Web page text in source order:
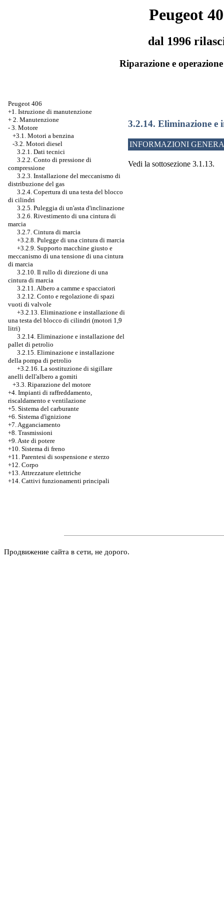
Peugeot
dal 1996
Riparazione e
Peugeot 406
+1. Istruzione di manutenzione
+ 2. Manutenzione
- 3. Motore
+3.1. Motori a benzina
-3.2. Motori diesel
3.2.1. Dati tecnici
3.2.2. Conto di pressione di
compressione
3.2.3. Installazione del meccanismo di
distribuzione del gas
3.2.4. Copertura di una testa del blocco
di cilindri
3.2.5. Puleggia di un'asta d'inclinazione
3.2.6. Rivestimento di una cintura di
marcia
3.2.7. Cintura di marcia
+3.2.8. Pulegge di una cintura di marcia
+3.2.9. Supporto macchine giusto e
meccanismo di una tensione di una cintura
di marcia
3.2.10. Il rullo di direzione di una
cintura di marcia
3.2.11. Albero a camme e spacciatori
3.2.12. Conto e regolazione di spazi
vuoti di valvole
+3.2.13. Eliminazione e installazione di
una testa del blocco di cilindri (motori 1,9
litri)
3.2.14. Eliminazione e installazione del
pallet di petrolio
3.2.15. Eliminazione e installazione
della pompa di petrolio
+3.2.16. La sostituzione di sigillare
anelli dell'albero a gomiti
+3.3. Riparazione del motore
+4. Impianti di raffreddamento,
riscaldamento e ventilazione
+5. Sistema del carburante
+6. Sistema d'ignizione
+7. Agganciamento
+8. Trasmissioni
+9. Aste di potere
+10. Sistema di freno
+11. Parentesi di sospensione e sterzo
+12. Corpo
+13. Attrezzature elettriche
+14. Cattivi funzionamenti principali
3.2.14. Eliminazione e
INFORMAZIONI
Vedi la sottosezione 3.1.13.
Продвижение сайта в сети, не дорого.